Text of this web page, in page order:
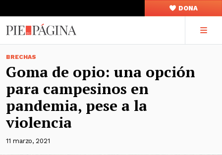
DONA
BRECHAS
Goma de opio: una opción
para campesinos en
pandemia, pese a la
violencia
11 marzo, 2021